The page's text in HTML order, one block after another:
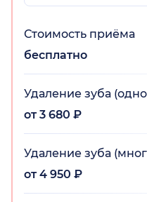
Стоимость приёма
бесплатно
Удаление зуба
от 3 680 ₽
Удаление зуба
от 4 950 ₽